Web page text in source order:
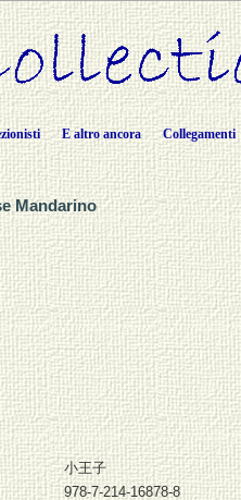
E altro ancora Collegamenti
Mandarino
小王子
978-7-214-16878-8